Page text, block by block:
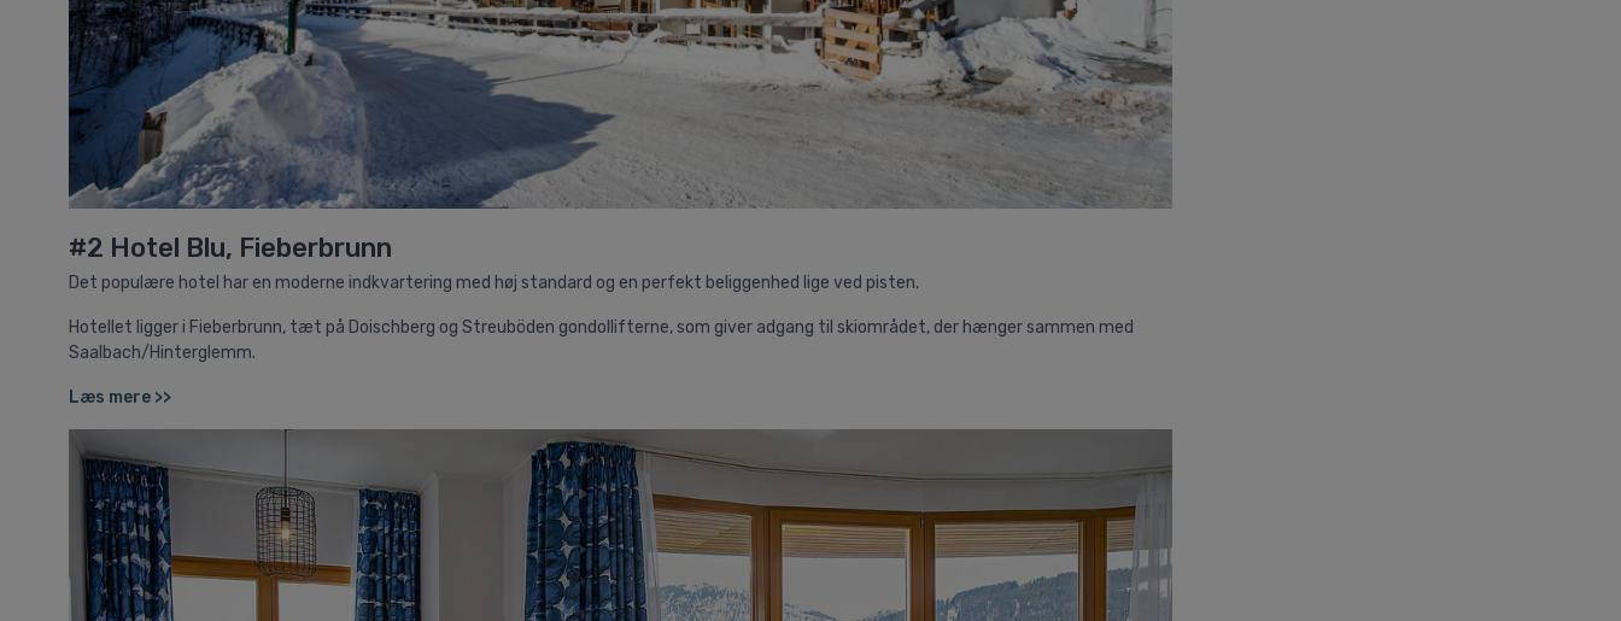
#2 Hotel Blu, Fieberbrunn
Det populære hotel har en moderne indkvartering med høj standard og en perfekt beliggenhed lige ved pisten.
Hotellet ligger i Fieberbrunn, tæt på Doischberg og Streuböden gondollifterne, som giver adgang til skiområdet, der hænger sammen med
Saalbach/Hinterglemm.
Læs mere >>